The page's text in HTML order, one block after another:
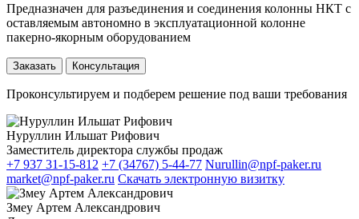
Предназначен для разъединения и соединения колонны НКТ с
оставляемым автономно в эксплуатационной колонне
пакерно-якорным оборудованием
Заказать Консультация
Проконсультируем и подберем решение под ваши требования
Нуруллин Ильшат Рифович
Заместитель директора службы продаж
+7 937 31-15-812 +7 (34767) 5-44-77 Nurullin@npf-paker.ru
market@npf-paker.ru Скачать электронную визитку
Змеу Артем Александрович